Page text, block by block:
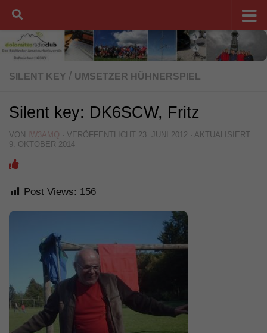
Unter dem Inhalt
SILENT KEY / UMSETZER HÜHNERSPIEL
Silent key: DK6SCW, Fritz
VON IW3AMQ · VERÖFFENTLICHT 23. JUNI 2012 · AKTUALISIERT
9. OKTOBER 2014
Post Views: 156